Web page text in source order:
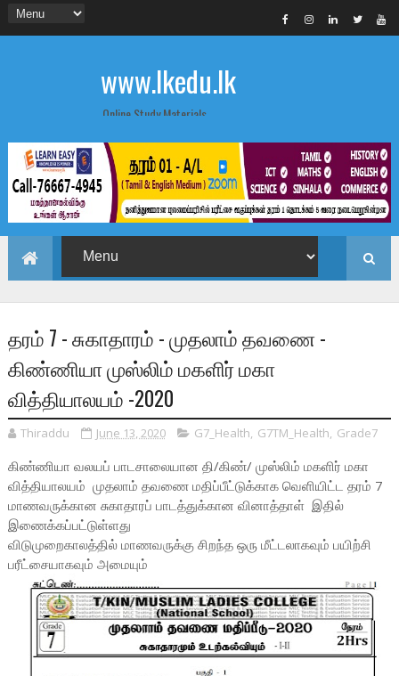
www.lkedu.lk
Online Study Materials
தரம் 7 - சுகாதாரம் - முதலாம் தவணை -
கிண்ணியா முஸ்லிம் மகளிர் மகா
வித்தியாலயம் -2020
Thiraddu June 13, 2020 G7_Health, G7TM_Health, Grade7
கிண்ணியா வலயப் பாடசாலையான தி/கிண்/ முஸ்லிம் மகளிர் மகா
வித்தியாலயம் முதலாம் தவணை மதிப்பீட்டுக்காக வெளியிட்ட தரம் 7
மாணவருக்கான சுகாதாரப் பாடத்துக்கான வினாத்தாள் இதில்
இணைக்கப்பட்டுள்ளது
விடுமுறைகாலத்தில் மாணவருக்கு சிறந்த ஒரு மீட்டலாகவும் பயிற்சி
பரீட்சையாகவும் அமையும்